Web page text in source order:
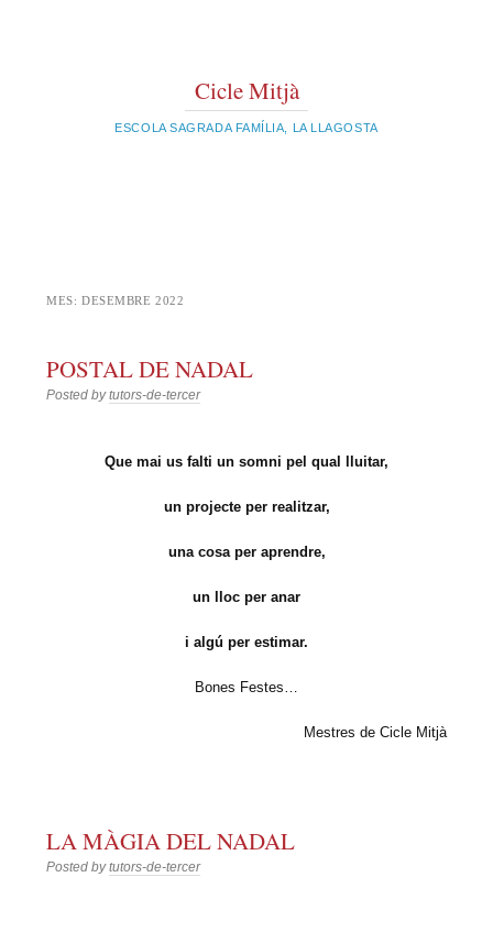
Cicle Mitjà
ESCOLA SAGRADA FAMÍLIA, LA LLAGOSTA
MES:DESEMBRE 2022
POSTAL DE NADAL
Posted bytutors-de-tercer
Que mai us falti un somni pel qual lluitar,
un projecte per realitzar,
una cosa per aprendre,
un lloc per anar
i algú per estimar.
Bones Festes…
Mestres de Cicle Mitjà
LA MÀGIA DEL NADAL
Posted bytutors-de-tercer